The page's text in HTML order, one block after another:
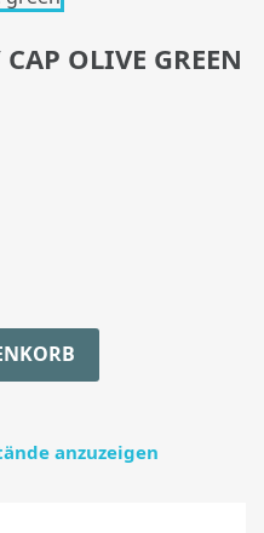
OLIVE GREEN
anzuzeigen